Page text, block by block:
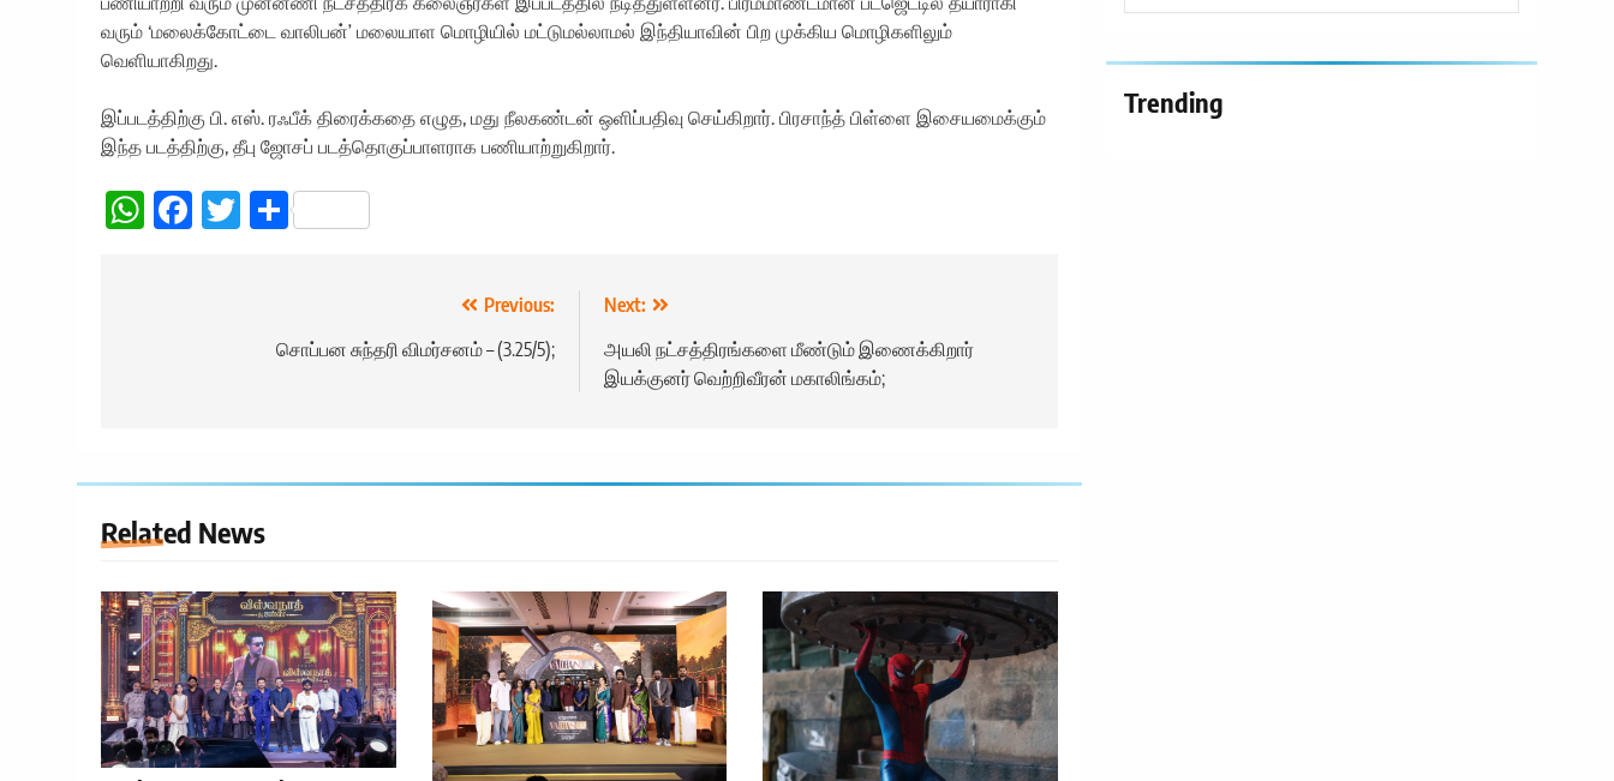
வரும் ‘மலைக்கோட்டை வாலிபன்’ மலையாள மொழியில் மட்டுமல்லாமல் இந்தியாவின் பிற முக்கிய மொழிகளிலும்
வெளியாகிறது.
இப்படத்திற்கு பி. எஸ். ரஃபீக் திரைக்கதை எழுத, மது நீலகண்டன் ஒளிப்பதிவு செய்கிறார். பிரசாந்த் பிள்ளை இசையமைக்கும்
இந்த படத்திற்கு, தீபு ஜோசப் படத்தொகுப்பாளராக பணியாற்றுகிறார்.
WhatsApp
Facebook
TwitterShare
Previous:
சொப்பன சுந்தரி விமர்சனம் – (3.25/5);
Next:
அயலி நட்சத்திரங்களை மீண்டும் இணைக்கிறார்
இயக்குனர் வெற்றிவீரன் மகாலிங்கம்;
Related News
Trending